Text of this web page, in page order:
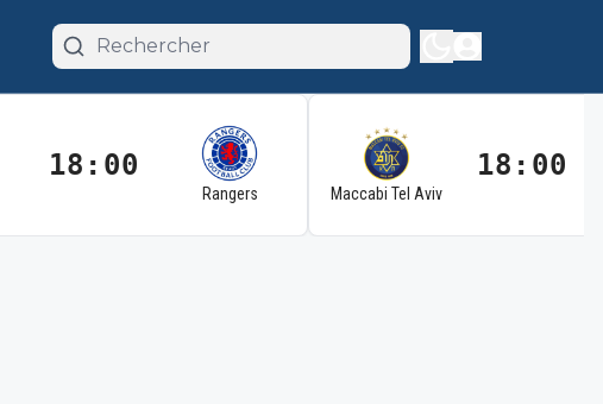
18:00
Rangers Maccabi Tel Aviv
18:00